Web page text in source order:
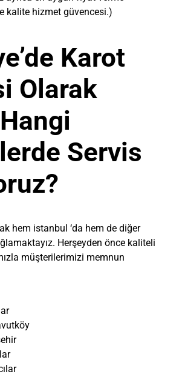
kalite hizmet güvencesi.)
Karot
Olarak
Servis
hem istanbul ‘da hem de diğer
Herşeyden önce kaliteli
müşterilerimizi memnun